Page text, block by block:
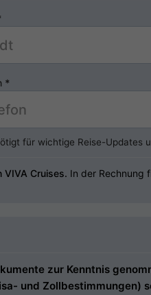
*
für wichtige Reise-Updates
VIVA Cruises. In der Rechnung
zur Kenntnis
und Zollbestimmungen)